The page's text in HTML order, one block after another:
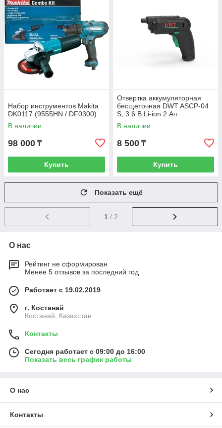
Набор инструментов Makita
DK0117 (9555HN / DF0300)
В наличии
98 000 ₸
Купить
Отвертка аккумуляторная
бесщеточная DWT ASCP-04
S, 3.6 В Li-ion 2 Ач
В наличии
8 500 ₸
Купить
Показать ещё
1 / 2
О нас
Рейтинг не сформирован
Менее 5 отзывов за последний год
Работает с 19.02.2019
г. Костанай
Костанай, Казахстан
Контакты
Сегодня работает с 09:00 до 16:00
Показать весь график работы
О нас
Контакты